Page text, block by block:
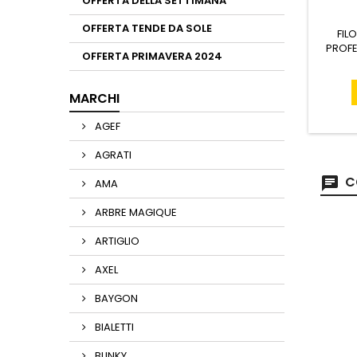
OFFERTA TENDE DA SOLE
OFFERTA PRIMAVERA 2024
MARCHI
AGEF
AGRATI
AMA
ARBRE MAGIQUE
ARTIGLIO
AXEL
BAYGON
BIALETTI